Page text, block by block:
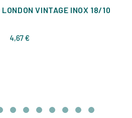
VINTAGE INOX 18/10
4,67 €Prix